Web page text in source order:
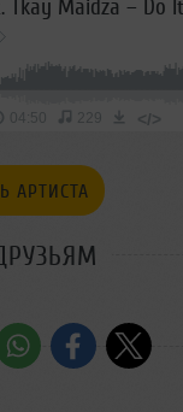
04:50 229 </>
АРТИСТА